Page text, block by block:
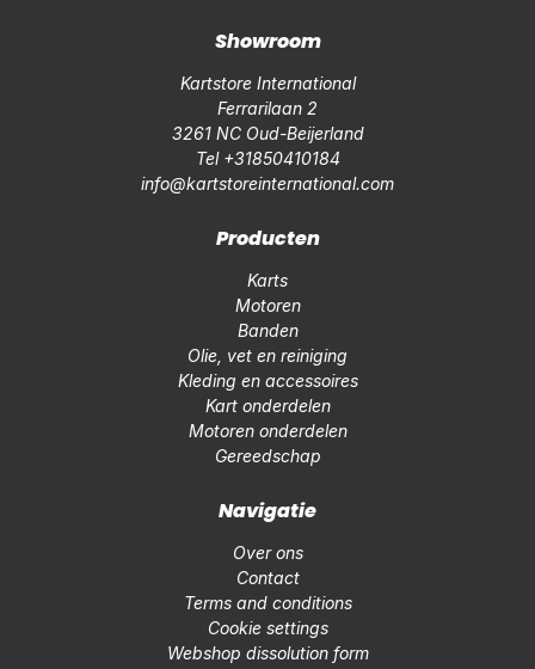
Showroom
Kartstore International
Ferrarilaan 2
3261 NC Oud-Beijerland
Tel +31850410184
info@kartstoreinternational.com
Producten
Karts
Motoren
Banden
Olie, vet en reiniging
Kleding en accessoires
Kart onderdelen
Motoren onderdelen
Gereedschap
Navigatie
Over ons
Contact
Terms and conditions
Cookie settings
Webshop dissolution form